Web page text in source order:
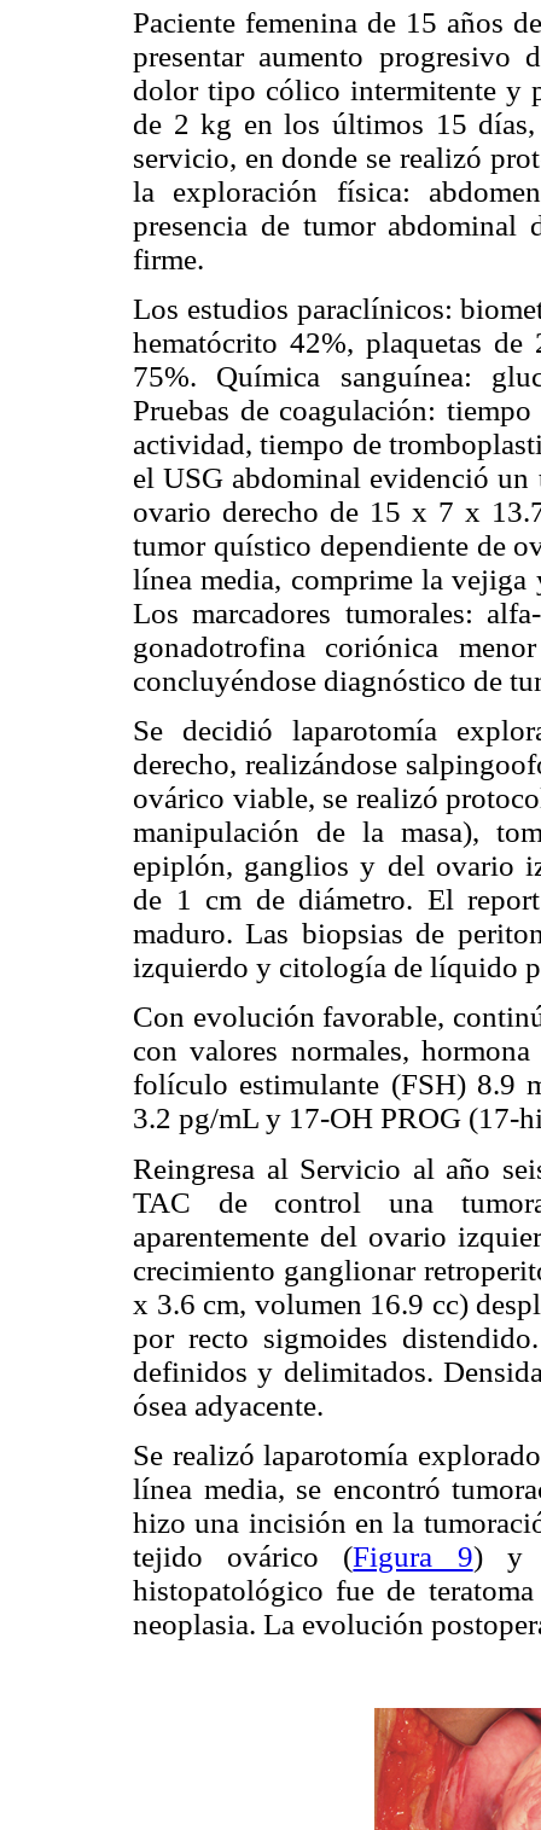
Paciente femenina de 15 años
presentar aumento progresivo
dolor tipo cólico intermitente y
de 2 kg en los últimos 15
servicio, en donde se realizó
la exploración física:
presencia de tumor
firme.
Los estudios paraclínicos:
hematócrito 42%, plaquetas
75%. Química sanguínea:
Pruebas de coagulación:
actividad, tiempo de
el USG abdominal evidenció
ovario derecho de 15 x 7 x
tumor quístico dependiente de
línea media, comprime la
Los marcadores tumorales:
gonadotrofina coriónica
concluyéndose diagnóstico de
Se decidió laparotomía
derecho, realizándose
ovárico viable, se realizó
manipulación de la masa),
epiplón, ganglios y del ovario
de 1 cm de diámetro. El
maduro. Las biopsias de
izquierdo y citología de líquido
Con evolución favorable,
con valores normales,
folículo estimulante (FSH) 8.9
3.2 pg/mL y 17-OH PROG (17-
Reingresa al Servicio al año
TAC de control una
aparentemente del ovario
crecimiento ganglionar
x 3.6 cm, volumen 16.9 cc)
por recto sigmoides
definidos y delimitados.
ósea adyacente.
Se realizó laparotomía
línea media, se encontró
hizo una incisión en la
tejido ovárico (Figura 9) y
histopatológico fue de
neoplasia. La evolución